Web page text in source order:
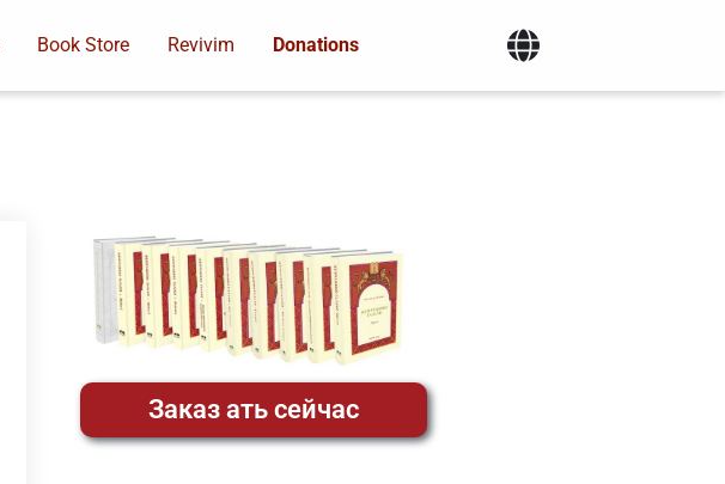
Book Store Revivim Donations
Заказ ать сейчас